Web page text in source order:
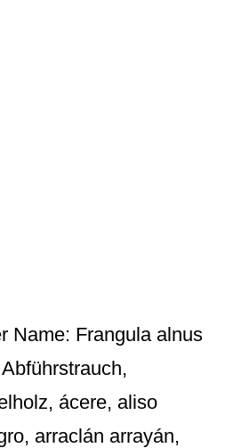
Name: Frangula alnus
ácere, aliso
arraclán arrayán,